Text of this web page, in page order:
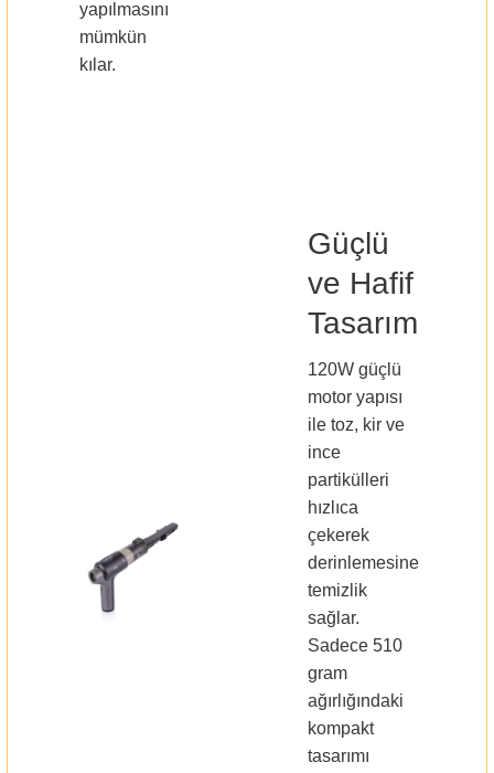
yapılmasını
mümkün
kılar.
Güçlü
ve Hafif
Tasarım
120W güçlü
motor yapısı
ile toz, kir ve
ince
partikülleri
hızlıca
çekerek
derinlemesine
temizlik
sağlar.
Sadece 510
gram
ağırlığındaki
kompakt
tasarımı